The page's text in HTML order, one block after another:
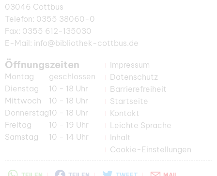
03046 Cottbus
Telefon: 0355 38060-0
Fax: 0355 612-135030
E-Mail: info@bibliothek-cottbus.de
Öffnungszeiten
Montag
geschlossen
Dienstag
10 - 18 Uhr
Mittwoch
10 - 18 Uhr
Donnerstag10 - 18 Uhr
Freitag
10 - 19 Uhr
Samstag
10 - 14 Uhr
Impressum
Datenschutz
Barrierefreiheit
Startseite
Kontakt
Leichte Sprache
Inhalt
Cookie-Einstellungen